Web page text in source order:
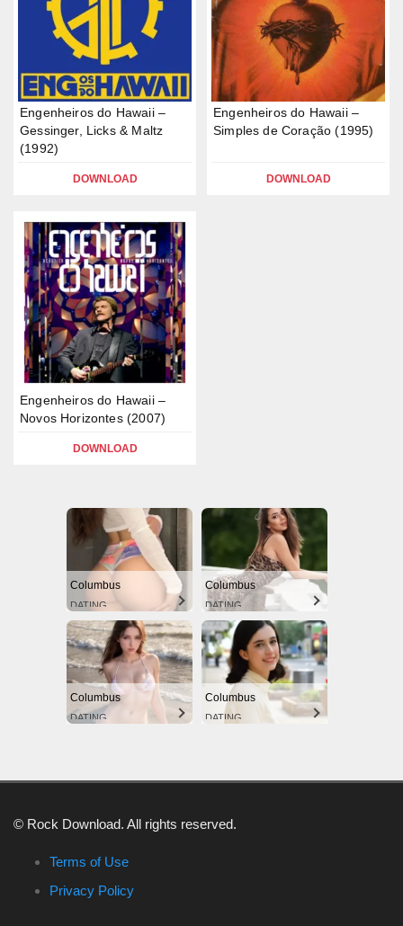
Engenheiros do Hawaii –
Gessinger, Licks & Maltz
(1992)
DOWNLOAD
Engenheiros do Hawaii –
Simples de Coração (1995)
DOWNLOAD
Engenheiros do Hawaii –
Novos Horizontes (2007)
DOWNLOAD
Columbus
DATING
Columbus
DATING
Columbus
DATING
Columbus
DATING
© Rock Download. All rights reserved.
Terms of Use
Privacy Policy